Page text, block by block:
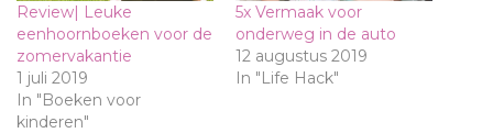
Review| Leuke
eenhoornboeken voor de
zomervakantie
1 juli 2019
In "Boeken voor
kinderen"
5x Vermaak voor
onderweg in de auto
12 augustus 2019
In "Life Hack"